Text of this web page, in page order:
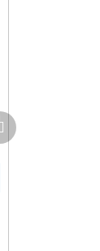
Další
produkt